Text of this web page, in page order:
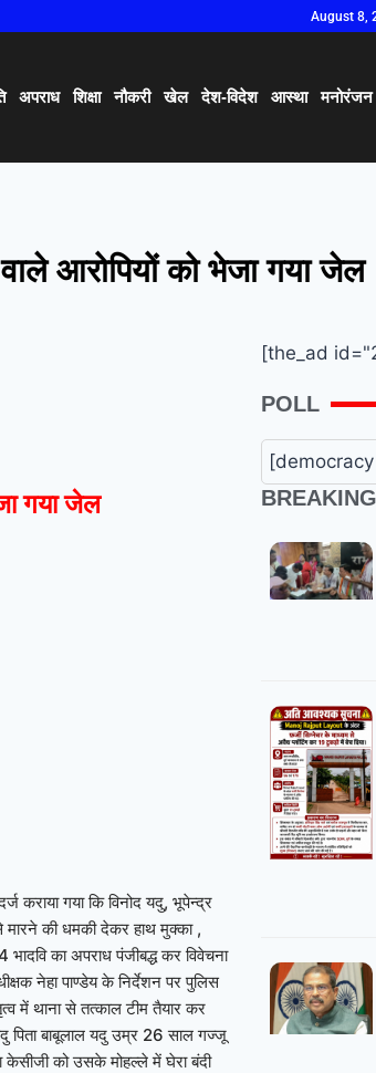
August 8,
अपराध शिक्षा नौकरी खेल देश-विदेश आस्था मनोरंजन
आरोपियों को भेजा गया जेल
गया जेल
कराया गया कि विनोद यदु, भूपेन्द्र
मारने की धमकी देकर हाथ मुक्का ,
का अपराध पंजीबद्ध कर विवेचना
नेहा पाण्डेय के निर्देशन पर पुलिस
में थाना से तत्काल टीम तैयार कर
पिता बाबूलाल यदु उम्र 26 साल गज्जू
केसीजी को उसके मोहल्ले में घेरा बंदी
[the_ad
POLL